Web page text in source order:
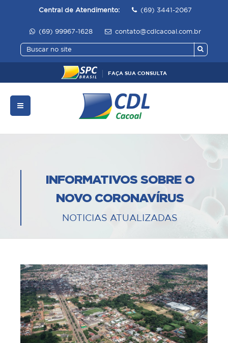
Central de Atendimento: (69) 3441-2067
(69) 99967-1628 contato@cdlcacoal.com.br
FAÇA SUA CONSULTA
INFORMATIVOS SOBRE O
NOVO CORONAVÍRUS
NOTICIAS ATUALIZADAS